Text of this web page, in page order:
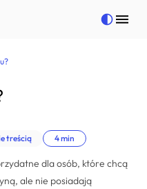
treścią 4 min
dla osób, które chcą
ale nie posiadają